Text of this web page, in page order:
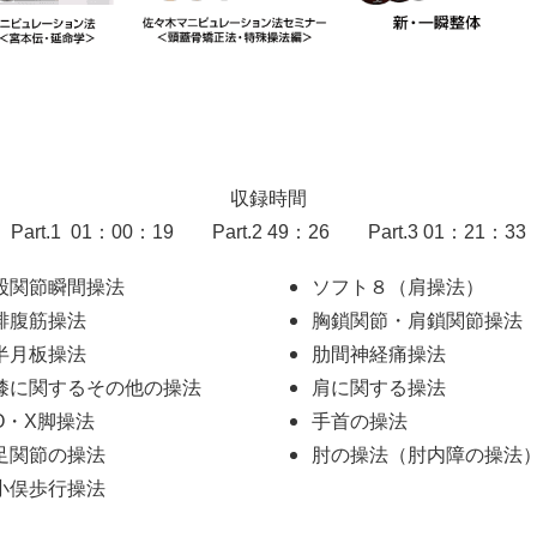
収録時間
Part.1 01：00：19 Part.2 49：26 Part.3 01：21：33
関節瞬間操法
腹筋操法
月板操法
に関するその他の操法
・X脚操法
関節の操法
俣歩行操法
ソフト８（肩操法）
胸鎖関節・肩鎖関節操法
肋間神経痛操法
肩に関する操法
手首の操法
肘の操法（肘内障の操法